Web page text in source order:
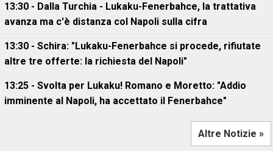
13:30 - Dalla Turchia - Lukaku-Fenerbahce, la trattativa
avanza ma c'è distanza col Napoli sulla cifra
13:30 - Schira: "Lukaku-Fenerbahce si procede, rifiutate
altre tre offerte: la richiesta del Napoli"
13:25 - Svolta per Lukaku! Romano e Moretto: "Addio
imminente al Napoli, ha accettato il Fenerbahce"
Altre Notizie »